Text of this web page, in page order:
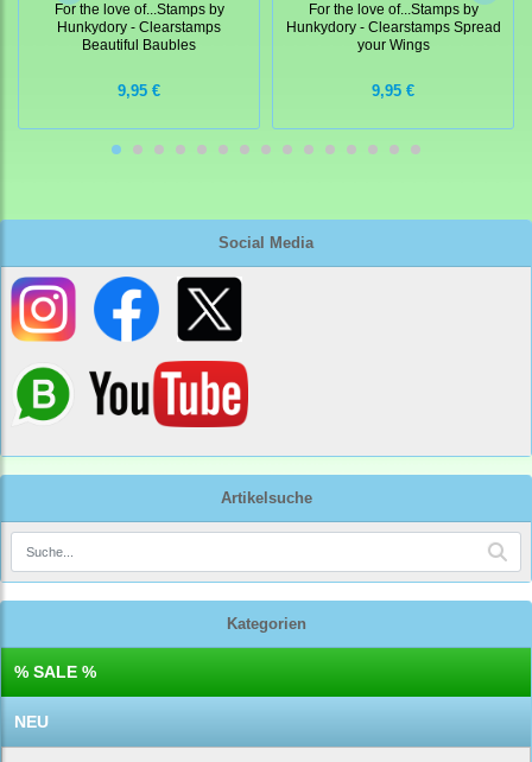
Social Media
Artikelsuche
Kategorien
% SALE %
NEU
For the love of...Stamps by
Hunkydory - Clearstamps
Beautiful Baubles
9,95 €
For the love of...Stamps by
Hunkydory - Clearstamps Spread
your Wings
9,95 €